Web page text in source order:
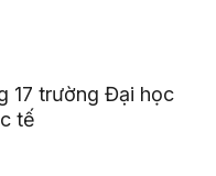
17 trường Đại học
tế